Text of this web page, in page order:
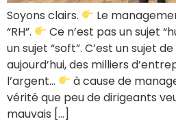
Soyons clairs.
Le
“RH”.
Ce n’est pas un sujet
un sujet “soft”. C’est un sujet de
aujourd’hui, des milliers
l’argent…
à cause de
vérité que peu de dirigeants
mauvais […]